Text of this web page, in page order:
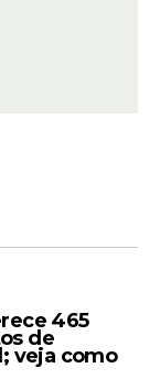
e
não
últimos 12
465
de
veja como